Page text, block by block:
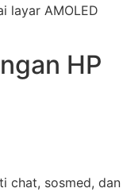
layar AMOLED
HP
chat, sosmed, dan